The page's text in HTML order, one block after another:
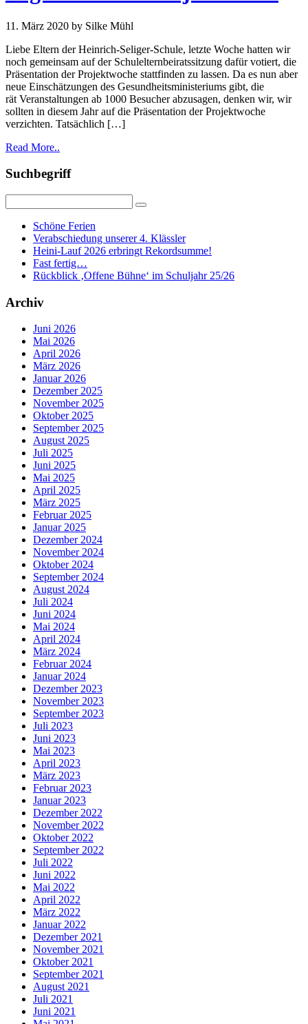
11. März 2020 by Silke Mühl
Liebe Eltern der Heinrich-Seliger-Schule, letzte Woche hatten wir
noch gemeinsam auf der Schulelternbeiratssitzung dafür votiert, die
Präsentation der Projektwoche stattfinden zu lassen. Da es nun aber
neue Einschätzungen des Gesundheitsministeriums gibt, die
rät Veranstaltungen ab 1000 Besucher abzusagen, denken wir, wir
sollten in diesem Jahr auf die Präsentation der Projektwoche
verzichten. Tatsächlich […]
Read More..
Suchbegriff
Schöne Ferien
Verabschiedung unserer 4. Klässler
Heini-Lauf 2026 erbringt Rekordsumme!
Fast fertig…
Rückblick ‚Offene Bühne‘ im Schuljahr 25/26
Archiv
Juni 2026
Mai 2026
April 2026
März 2026
Januar 2026
Dezember 2025
November 2025
Oktober 2025
September 2025
August 2025
Juli 2025
Juni 2025
Mai 2025
April 2025
März 2025
Februar 2025
Januar 2025
Dezember 2024
November 2024
Oktober 2024
September 2024
August 2024
Juli 2024
Juni 2024
Mai 2024
April 2024
März 2024
Februar 2024
Januar 2024
Dezember 2023
November 2023
September 2023
Juli 2023
Juni 2023
Mai 2023
April 2023
März 2023
Februar 2023
Januar 2023
Dezember 2022
November 2022
Oktober 2022
September 2022
Juli 2022
Juni 2022
Mai 2022
April 2022
März 2022
Januar 2022
Dezember 2021
November 2021
Oktober 2021
September 2021
August 2021
Juli 2021
Juni 2021